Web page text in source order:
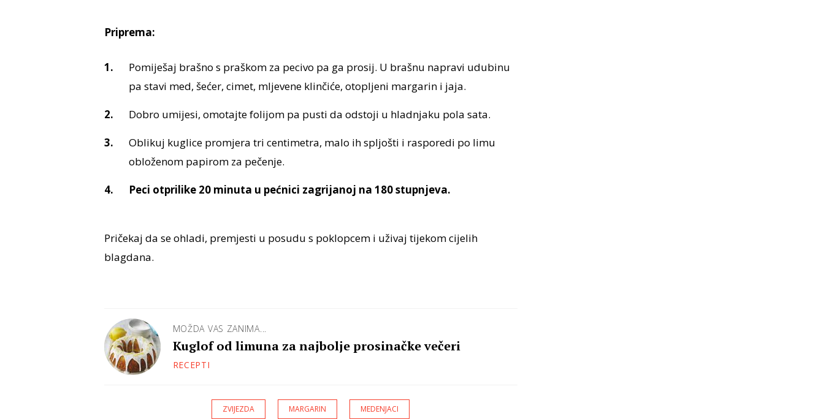
Priprema:
Pomiješaj brašno s praškom za pecivo pa ga prosij. U brašnu napravi udubinu
pa stavi med, šećer, cimet, mljevene klinčiće, otopljeni margarin i jaja.
Dobro umijesi, omotajte folijom pa pusti da odstoji u hladnjaku pola sata.
Oblikuj kuglice promjera tri centimetra, malo ih spljošti i rasporedi po limu
obloženom papirom za pečenje.
Peci otprilike 20 minuta u pećnici zagrijanoj na 180 stupnjeva.
Pričekaj da se ohladi, premjesti u posudu s poklopcem i uživaj tijekom cijelih
blagdana.
MOŽDA VAS ZANIMA...
Kuglof od limuna za najbolje prosinačke večeri
RECEPTI
ZVIJEZDA MARGARIN MEDENJACI